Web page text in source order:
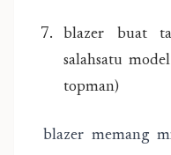
blazer buat
salahsatu
topman)
blazer memang